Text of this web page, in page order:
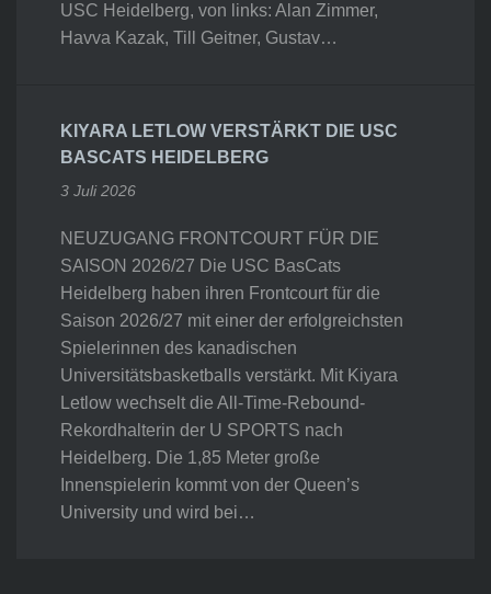
USC Heidelberg, von links: Alan Zimmer,
Havva Kazak, Till Geitner, Gustav…
KIYARA LETLOW VERSTÄRKT DIE USC
BASCATS HEIDELBERG
3 Juli 2026
NEUZUGANG FRONTCOURT FÜR DIE
SAISON 2026/27 Die USC BasCats
Heidelberg haben ihren Frontcourt für die
Saison 2026/27 mit einer der erfolgreichsten
Spielerinnen des kanadischen
Universitätsbasketballs verstärkt. Mit Kiyara
Letlow wechselt die All-Time-Rebound-
Rekordhalterin der U SPORTS nach
Heidelberg. Die 1,85 Meter große
Innenspielerin kommt von der Queen’s
University und wird bei…